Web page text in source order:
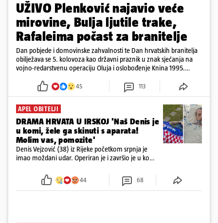
UŽIVO Plenković najavio veće
mirovine, Bulja ljutile trake,
Rafaleima počast za branitelje
Dan pobjede i domovinske zahvalnosti te Dan hrvatskih branitelja
obilježava se 5. kolovoza kao državni praznik u znak sjećanja na
vojno-redarstvenu operaciju Oluja i oslobođenje Knina 1995.
45 113
APEL OBITELJI
DRAMA HRVATA U IRSKOJ 'Naš Denis je
u komi, žele ga skinuti s aparata!
Molim vas, pomozite'
Denis Vejzović (38) iz Rijeke početkom srpnja je
imao moždani udar. Operiran je i završio je u komi.
tamošnji liječnici ne vjeruju u oporavak: 'Imamo
44 68